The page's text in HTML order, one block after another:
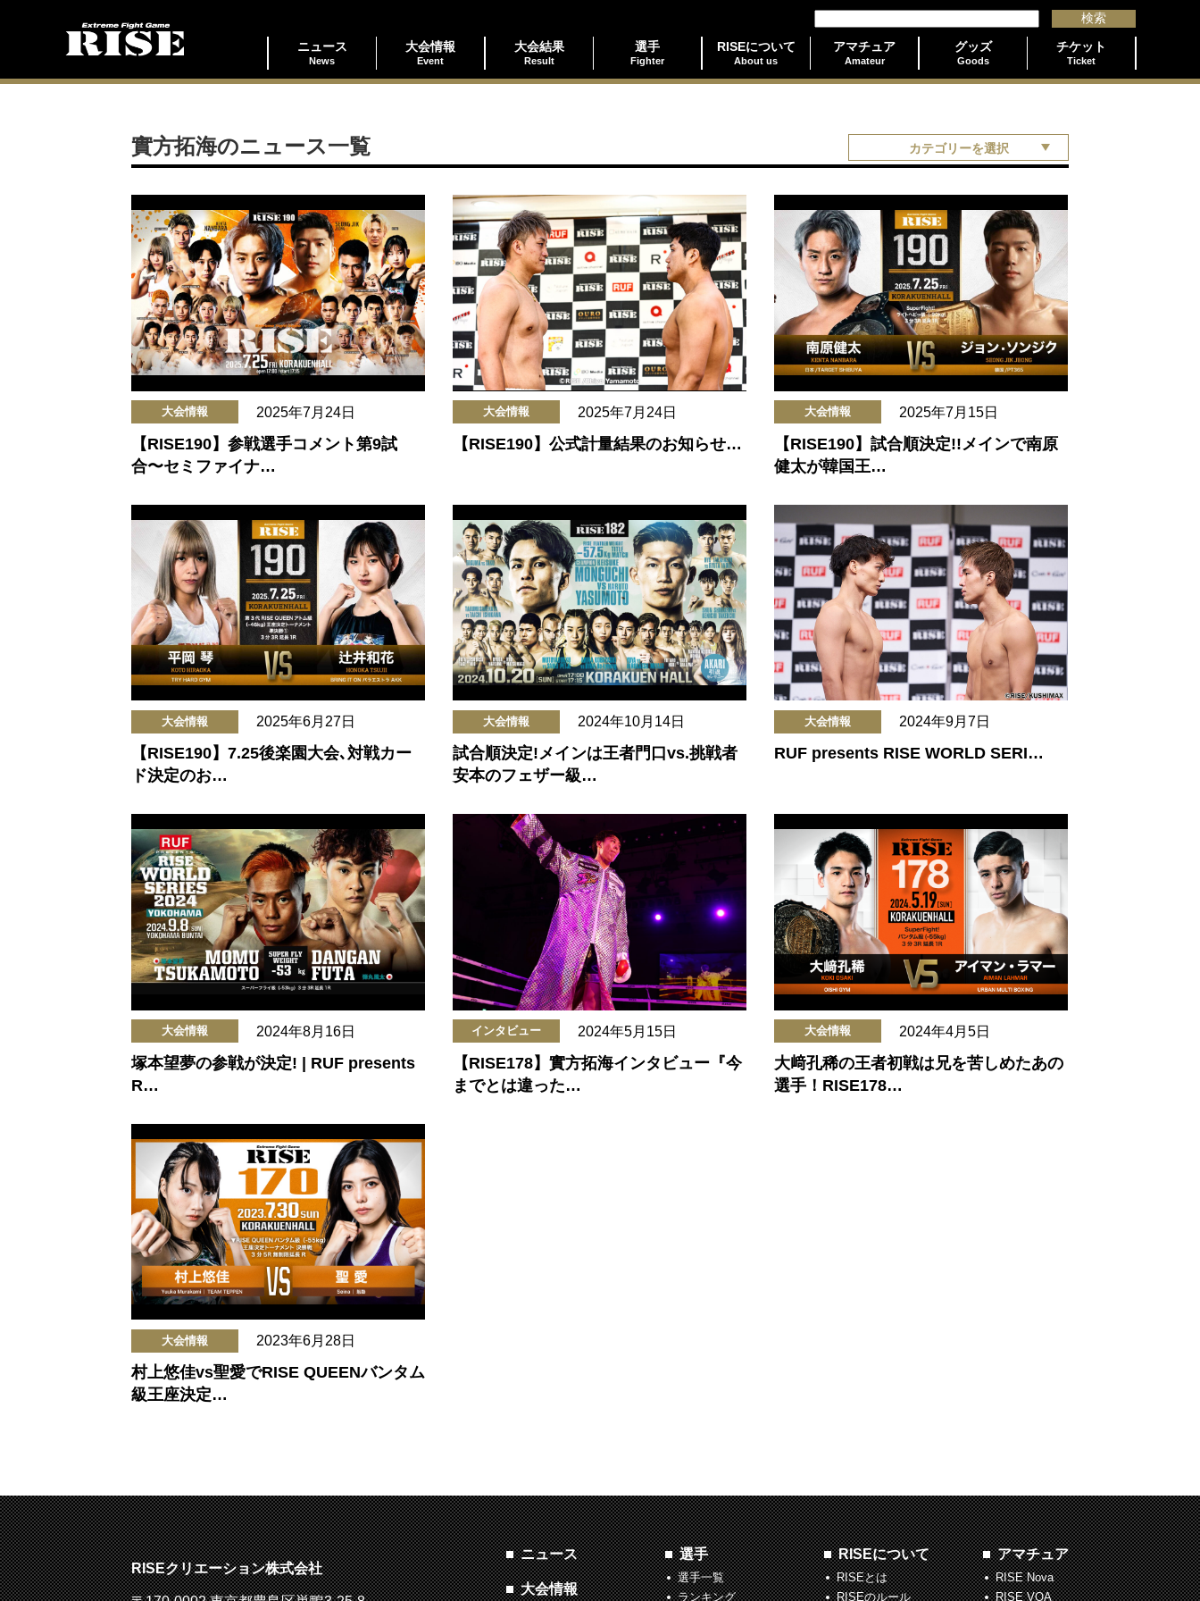
ニュース
News
大会情報
Event
大会結果
Result
選手
Fighter
RISEについて
About us
アマチュア
Amateur
グッズ
Goods
チケット
Ticket
カテゴリーを選択
實方拓海のニュース一覧
大会情報 2025年7月24日
【RISE190】参戦選手コメント第9試
合〜セミファイナ…
大会情報 2025年7月24日
【RISE190】公式計量結果のお知らせ…
大会情報 2025年7月15日
【RISE190】試合順決定!!メインで南原
健太が韓国王…
大会情報 2025年6月27日
【RISE190】7.25後楽園大会､対戦カー
ド決定のお…
大会情報 2024年10月14日
試合順決定!メインは王者門口vs.挑戦者
安本のフェザー級…
大会情報 2024年9月7日
RUF presents RISE WORLD SERI…
大会情報 2024年8月16日
塚本望夢の参戦が決定! | RUF presents
R…
インタビュー 2024年5月15日
【RISE178】實方拓海インタビュー『今
までとは違った…
大会情報 2024年4月5日
大﨑孔稀の王者初戦は兄を苦しめたあの
選手！RISE178…
大会情報 2023年6月28日
村上悠佳vs聖愛でRISE QUEENバンタム
級王座決定…
RISEクリエーション株式会社
ニュース
大会情報
選手
選手一覧
ランキング
RISEについて
RISEとは
RISEのルール
アマチュア
RISE Nova
RISE VOA